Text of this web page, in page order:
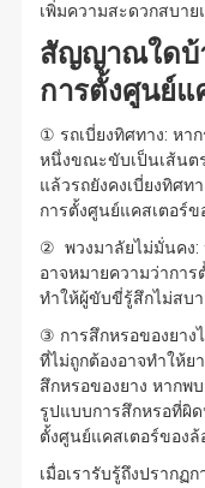
เพิ่มความสะดวกสบา
สัญญาณใดบ้
การตั้งศูนย์แ
① รถเบี่ยงทิศทาง: หา
หนึ่งขณะขับเป็นเส้นตร
แล้วรถยังคงเบี่ยงทิศ
การตั้งศูนย์แคสเตอร์ข
② พวงมาลัยไม่มั่นคง:
อาจหมายความว่าการ
ทำให้ผู้ขับขี่รู้สึกไม่สบ
③ การสึกหรอของยาง
ที่ไม่ถูกต้องอาจทำให้ย
สึกหรอของยาง หากพ
รูปแบบการสึกหรอที่ผิ
ตั้งศูนย์แคสเตอร์ของล้
เมื่อเรารับรู้ถึงปรากฏ